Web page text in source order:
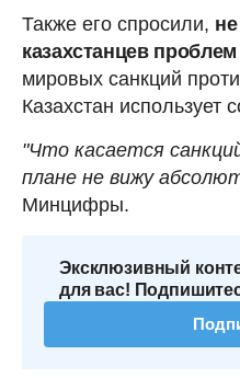
Также его спросили,
казахстанцев
мировых санкций
Казахстан использует
"Что касается
плане не вижу
Минцифры.
Эксклюзивный
для вас!